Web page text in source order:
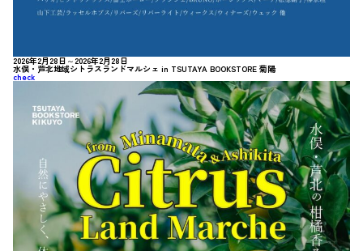
2026年2月28日～2026年2月28日
水俣・芦北地域シトラスランドマルシェ in TSUTAYA BOOKSTORE 菊陽
check